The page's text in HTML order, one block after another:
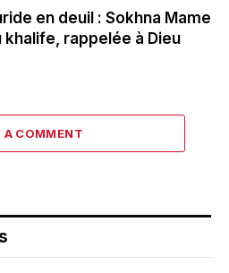
en deuil : Sokhna Mame
rappelée à Dieu
A COMMENT